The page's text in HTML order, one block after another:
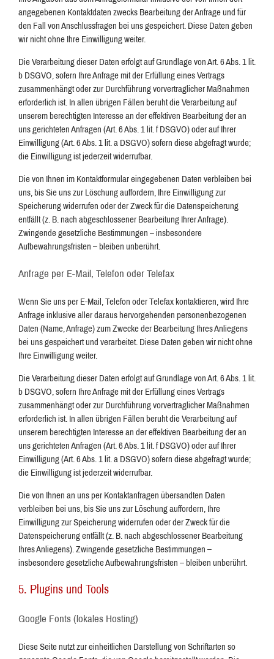
angegebenen Kontaktdaten zwecks Bearbeitung der Anfrage und für
den Fall von Anschlussfragen bei uns gespeichert. Diese Daten geben
wir nicht ohne Ihre Einwilligung weiter.
Die Verarbeitung dieser Daten erfolgt auf Grundlage von Art. 6 Abs. 1 lit.
b DSGVO, sofern Ihre Anfrage mit der Erfüllung eines Vertrags
zusammenhängt oder zur Durchführung vorvertraglicher Maßnahmen
erforderlich ist. In allen übrigen Fällen beruht die Verarbeitung auf
unserem berechtigten Interesse an der effektiven Bearbeitung der an
uns gerichteten Anfragen (Art. 6 Abs. 1 lit. f DSGVO) oder auf Ihrer
Einwilligung (Art. 6 Abs. 1 lit. a DSGVO) sofern diese abgefragt wurde;
die Einwilligung ist jederzeit widerrufbar.
Die von Ihnen im Kontaktformular eingegebenen Daten verbleiben bei
uns, bis Sie uns zur Löschung auffordern, Ihre Einwilligung zur
Speicherung widerrufen oder der Zweck für die Datenspeicherung
entfällt (z. B. nach abgeschlossener Bearbeitung Ihrer Anfrage).
Zwingende gesetzliche Bestimmungen – insbesondere
Aufbewahrungsfristen – bleiben unberührt.
Anfrage per E-Mail, Telefon oder Telefax
Wenn Sie uns per E-Mail, Telefon oder Telefax kontaktieren, wird Ihre
Anfrage inklusive aller daraus hervorgehenden personenbezogenen
Daten (Name, Anfrage) zum Zwecke der Bearbeitung Ihres Anliegens
bei uns gespeichert und verarbeitet. Diese Daten geben wir nicht ohne
Ihre Einwilligung weiter.
Die Verarbeitung dieser Daten erfolgt auf Grundlage von Art. 6 Abs. 1 lit.
b DSGVO, sofern Ihre Anfrage mit der Erfüllung eines Vertrags
zusammenhängt oder zur Durchführung vorvertraglicher Maßnahmen
erforderlich ist. In allen übrigen Fällen beruht die Verarbeitung auf
unserem berechtigten Interesse an der effektiven Bearbeitung der an
uns gerichteten Anfragen (Art. 6 Abs. 1 lit. f DSGVO) oder auf Ihrer
Einwilligung (Art. 6 Abs. 1 lit. a DSGVO) sofern diese abgefragt wurde;
die Einwilligung ist jederzeit widerrufbar.
Die von Ihnen an uns per Kontaktanfragen übersandten Daten
verbleiben bei uns, bis Sie uns zur Löschung auffordern, Ihre
Einwilligung zur Speicherung widerrufen oder der Zweck für die
Datenspeicherung entfällt (z. B. nach abgeschlossener Bearbeitung
Ihres Anliegens). Zwingende gesetzliche Bestimmungen –
insbesondere gesetzliche Aufbewahrungsfristen – bleiben unberührt.
5. Plugins und Tools
Google Fonts (lokales Hosting)
Diese Seite nutzt zur einheitlichen Darstellung von Schriftarten so